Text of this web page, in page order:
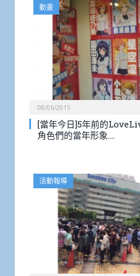
動畫
08/06/2015
[當年今日]5年前的
角色們的當年形象….
活動報導